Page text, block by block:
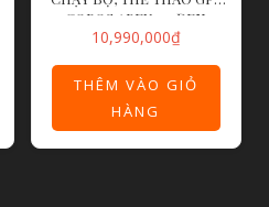
COROS APEX 2 – ĐEN
10,990,000₫
THÊM VÀO GIỎ
HÀNG